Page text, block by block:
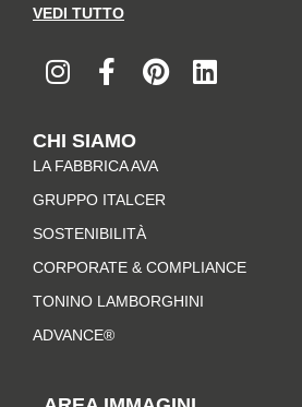
VEDI TUTTO
n
s
a
g
r
a
m
a
c
b
o
o
k
-
f
i
n
r
e
t
i
n
CHI SIAMO
LA FABBRICA AVA
GRUPPO ITALCER
SOSTENIBILITÀ
CORPORATE & COMPLIANCE
TONINO LAMBORGHINI
ADVANCE®